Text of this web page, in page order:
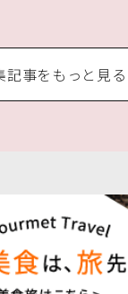
記事をもっと見る